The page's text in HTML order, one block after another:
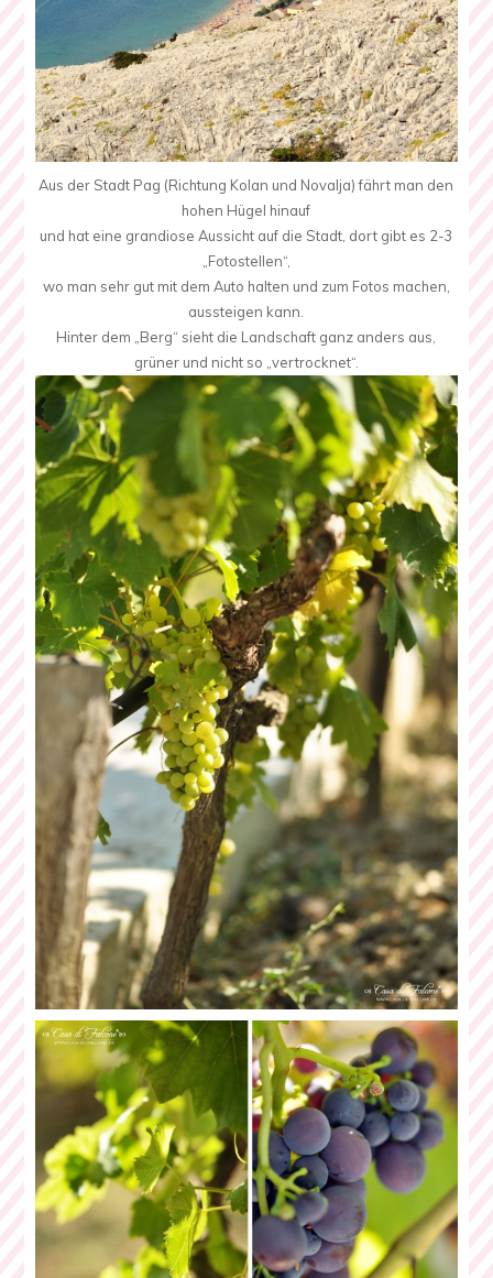
Aus der Stadt Pag (Richtung Kolan und Novalja) fährt man den
hohen Hügel hinauf
und hat eine grandiose Aussicht auf die Stadt, dort gibt es 2-3
„Fotostellen“,
wo man sehr gut mit dem Auto halten und zum Fotos machen,
aussteigen kann.
Hinter dem „Berg“ sieht die Landschaft ganz anders aus,
grüner und nicht so „vertrocknet“.